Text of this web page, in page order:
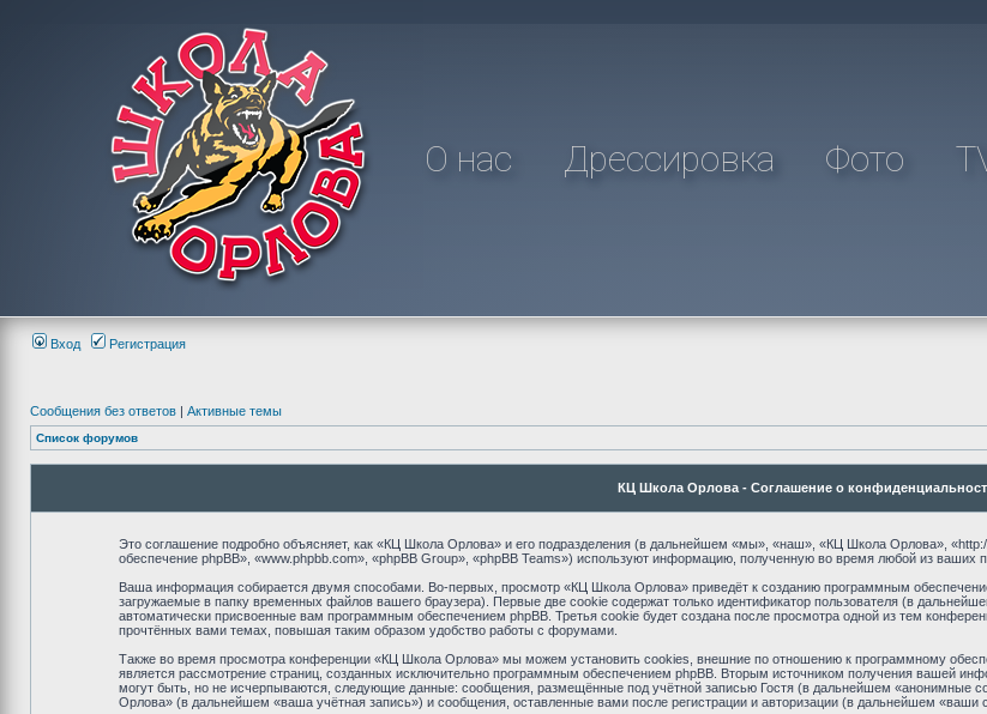
О нас Дрессировка Фото
Вход Регистрация
Сообщения без ответов | Активные темы
Список форумов
КЦ Школа Орлова - Соглашение о
Это соглашение подробно объясняет, как «КЦ Школа Орлова» и его подразделения (в дальнейшем «мы», «наш», «КЦ Школа Орлова»,
обеспечение phpBB», «www.phpbb.com», «phpBB Group», «phpBB Teams») используют информацию, полученную во время любой из
Ваша информация собирается двумя способами. Во-первых, просмотр «КЦ Школа Орлова» приведёт к созданию программным
загружаемые в папку временных файлов вашего браузера). Первые две cookie содержат только идентификатор пользователя (в
автоматически присвоенные вам программным обеспечением phpBB. Третья cookie будет создана после просмотра одной из тем
прочтённых вами темах, повышая таким образом удобство работы с форумами.
Также во время просмотра конференции «КЦ Школа Орлова» мы можем установить cookies, внешние по отношению к программному
является рассмотрение страниц, созданных исключительно программным обеспечением phpBB. Вторым источником получения вашей
могут быть, но не исчерпываются, следующие данные: сообщения, размещённые под учётной записью Гостя (в дальнейшем «анонимные
Орлова» (в дальнейшем «ваша учётная запись») и сообщения, оставленные вами после регистрации и авторизации (в дальнейшем «ваши